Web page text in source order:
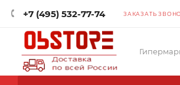
+7 (495) 532-77-74 ЗАКАЗАТЬ